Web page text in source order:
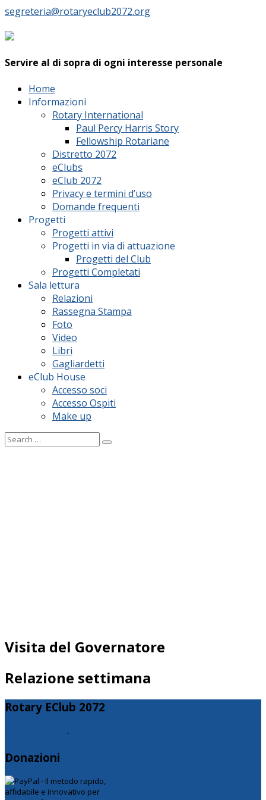
segreteria@rotaryeclub2072.org
Servire al di sopra di ogni interesse personale
Home
Informazioni
Rotary International
Paul Percy Harris Story
Fellowship Rotariane
Distretto 2072
eClubs
eClub 2072
Privacy e termini d’uso
Domande frequenti
Progetti
Progetti attivi
Progetti in via di attuazione
Progetti del Club
Progetti Completati
Sala lettura
Relazioni
Rassegna Stampa
Foto
Video
Libri
Gagliardetti
eClub House
Accesso soci
Accesso Ospiti
Make up
Visita del Governatore
Relazione settimana
Rotary EClub 2072
-
Donazioni